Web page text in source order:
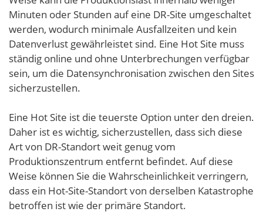
Minuten oder Stunden auf eine DR-Site umgeschaltet
werden, wodurch minimale Ausfallzeiten und kein
Datenverlust gewährleistet sind. Eine Hot Site muss
ständig online und ohne Unterbrechungen verfügbar
sein, um die Datensynchronisation zwischen den Sites
sicherzustellen.
Eine Hot Site ist die teuerste Option unter den dreien.
Daher ist es wichtig, sicherzustellen, dass sich diese
Art von DR-Standort weit genug vom
Produktionszentrum entfernt befindet. Auf diese
Weise können Sie die Wahrscheinlichkeit verringern,
dass ein Hot-Site-Standort von derselben Katastrophe
betroffen ist wie der primäre Standort.